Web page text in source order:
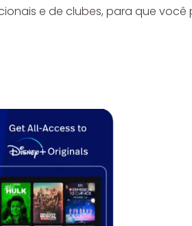
e de clubes, para que você